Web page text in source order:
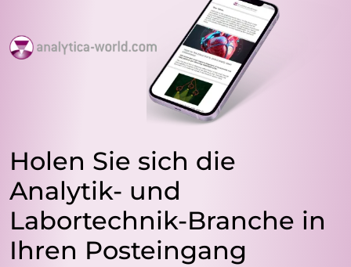
Holen Sie sich die
Analytik- und
Labortechnik-Branche in
Ihren Posteingang